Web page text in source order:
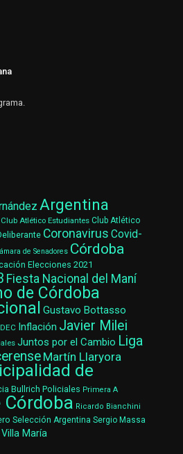
Argentina
Club Atlético Estudiantes Club Atlético
Coronavirus Covid-
de Senadores Córdoba
Elecciones 2021
Fiesta Nacional del Maní
de Córdoba
Gustavo Bottasso
Inflación Javier Milei
Juntos por el Cambio Liga
Martín Llaryora
de
Bullrich Policiales Primera A
Córdoba Ricardo Bianchini
Selección Argentina Sergio Massa
Villa María